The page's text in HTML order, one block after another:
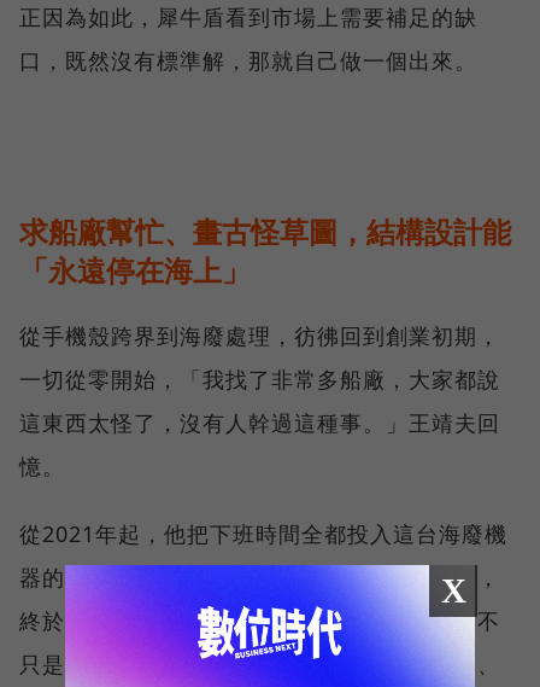
正因為如此，犀牛盾看到市場上需要補足的缺
口，既然沒有標準解，那就自己做一個出來。
求船廠幫忙、畫古怪草圖，結構設計能
「永遠停在海上」
從手機殼跨界到海廢處理，彷彿回到創業初期，
一切從零開始，「我找了非常多船廠，大家都說
這東西太怪了，沒有人幹過這種事。」王靖夫回
憶。
從2021年起，他把下班時間全都投入這台海廢機
器的開發和設計，一間間拜訪、拜託船廠幫忙，
終於有船廠被誠意打動，願意點頭加入專案，不
只是代工，更是專業技術顧問，從設計、模擬、
X